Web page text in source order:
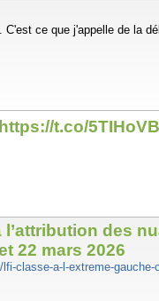
ce que j'appelle de la
t.co/
des
22 mars 2026
classe-a-l-extreme-